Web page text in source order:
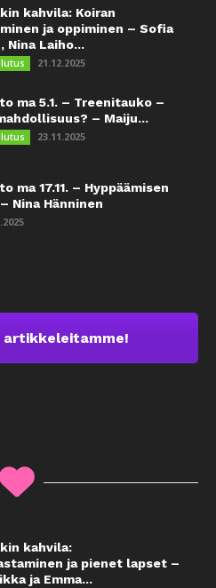
kahvila: Koiran
ja oppiminen – Sofia
Nina Laiho...
21.12.2025
ma 5.1. – Treenitauko –
– Maiju...
23.11.2025
ma 17.11. – Hyppäämisen
Nina Hänninen
artikkeleitamme!
kahvila:
ja pienet lapset –
ja Emma...